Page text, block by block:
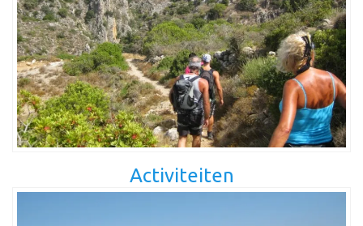
Activiteiten